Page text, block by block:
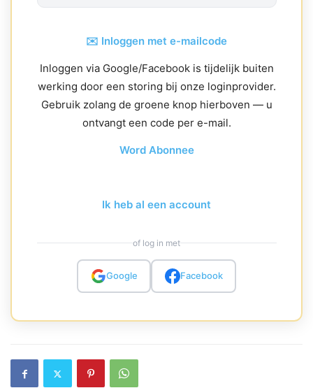
✉️ Inloggen met e-mailcode
Inloggen via Google/Facebook is tijdelijk buiten
werking door een storing bij onze loginprovider.
Gebruik zolang de groene knop hierboven — u
ontvangt een code per e-mail.
Word Abonnee
Ik heb al een account
of log in met
Google Facebook